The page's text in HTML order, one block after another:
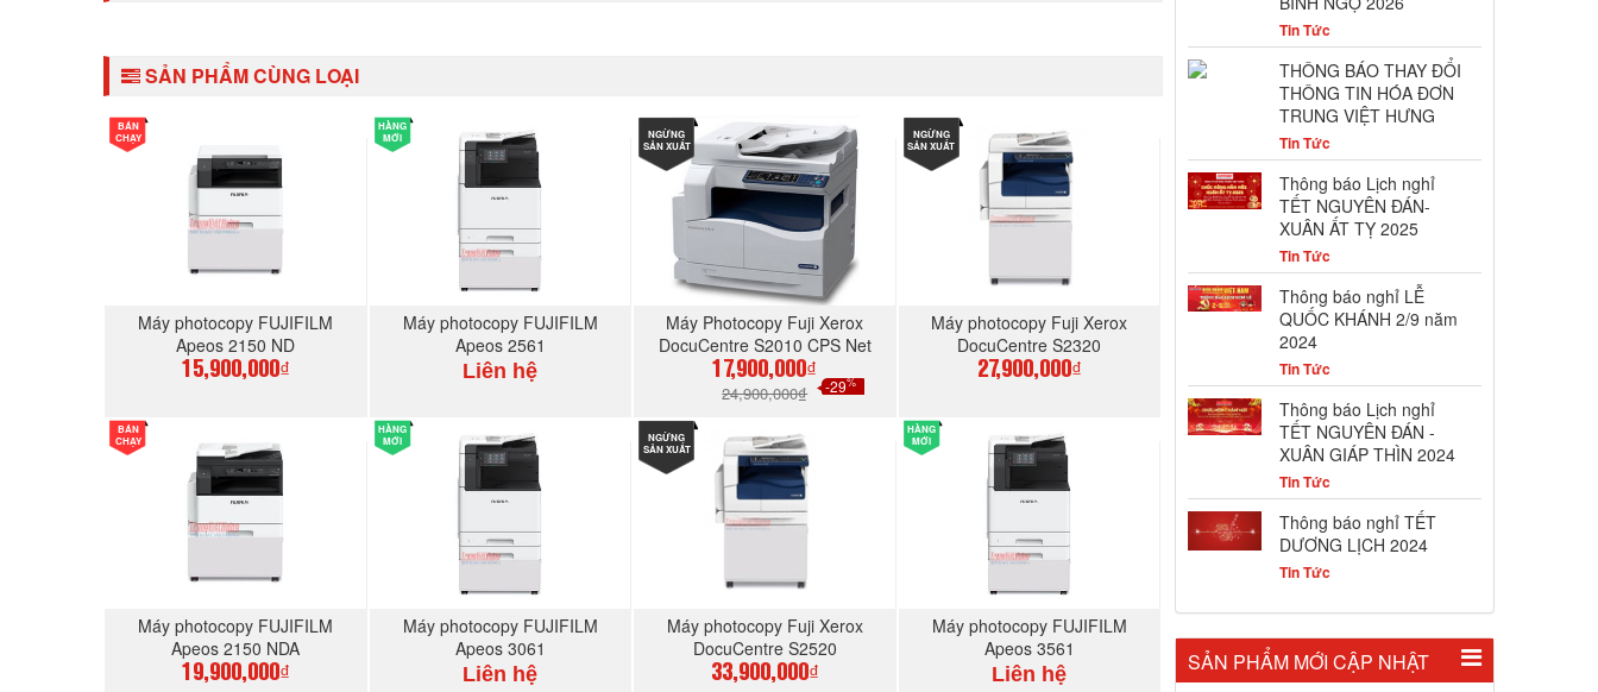
SẢN PHẨM CÙNG LOẠI
BÁN
CHẠY
Máy photocopy FUJIFILM
Apeos 2150 ND
15,900,000₫
MUA NGAY
HÀNG
MỚI
Máy photocopy FUJIFILM
Apeos 2561
Liên hệ
MUA NGAY
NGỪNG
SẢN XUẤT
Máy Photocopy Fuji Xerox
DocuCentre S2010 CPS Net
COPY/IN/SCAN – DADF-
DUPLEX
17,900,000₫
24,900,000₫ -29%
MUA NGAY
NGỪNG
SẢN XUẤT
Máy photocopy Fuji Xerox
DocuCentre S2320
27,900,000₫
MUA NGAY
BÁN
CHẠY
Máy photocopy FUJIFILM
Apeos 2150 NDA
19,900,000₫
HÀNG
MỚI
Máy photocopy FUJIFILM
Apeos 3061
Liên hệ
NGỪNG
SẢN XUẤT
Máy photocopy Fuji Xerox
DocuCentre S2520
33,900,000₫
HÀNG
MỚI
Máy photocopy FUJIFILM
Apeos 3561
Liên hệ
Tin Tức
THÔNG BÁO THAY ĐỔI
THÔNG TIN HÓA ĐƠN
TRUNG VIỆT HƯNG
Tin Tức
Thông báo Lịch nghỉ
TẾT NGUYÊN ĐÁN-
XUÂN ẤT TỴ 2025
Tin Tức
Thông báo nghỉ LỄ
QUỐC KHÁNH 2/9 năm
2024
Tin Tức
Thông báo Lịch nghỉ
TẾT NGUYÊN ĐÁN -
XUÂN GIÁP THÌN 2024
Tin Tức
Thông báo nghỉ TẾT
DƯƠNG LỊCH 2024
Tin Tức
SẢN PHẨM MỚI CẬP NHẬT